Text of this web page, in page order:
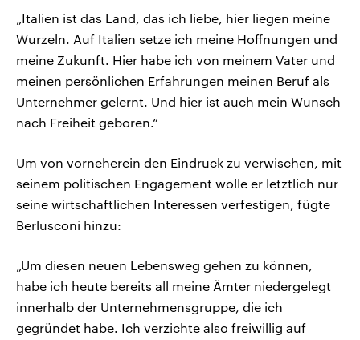
„Italien ist das Land, das ich liebe, hier liegen meine
Wurzeln. Auf Italien setze ich meine Hoffnungen und
meine Zukunft. Hier habe ich von meinem Vater und
meinen persönlichen Erfahrungen meinen Beruf als
Unternehmer gelernt. Und hier ist auch mein Wunsch
nach Freiheit geboren.“
Um von vorneherein den Eindruck zu verwischen, mit
seinem politischen Engagement wolle er letztlich nur
seine wirtschaftlichen Interessen verfestigen, fügte
Berlusconi hinzu:
„Um diesen neuen Lebensweg gehen zu können,
habe ich heute bereits all meine Ämter niedergelegt
innerhalb der Unternehmensgruppe, die ich
gegründet habe. Ich verzichte also freiwillig auf